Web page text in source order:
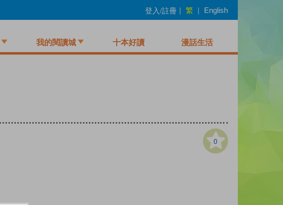
登入/註冊 | 繁 | English
我的閱讀城 十本好讀 漫話生活
0